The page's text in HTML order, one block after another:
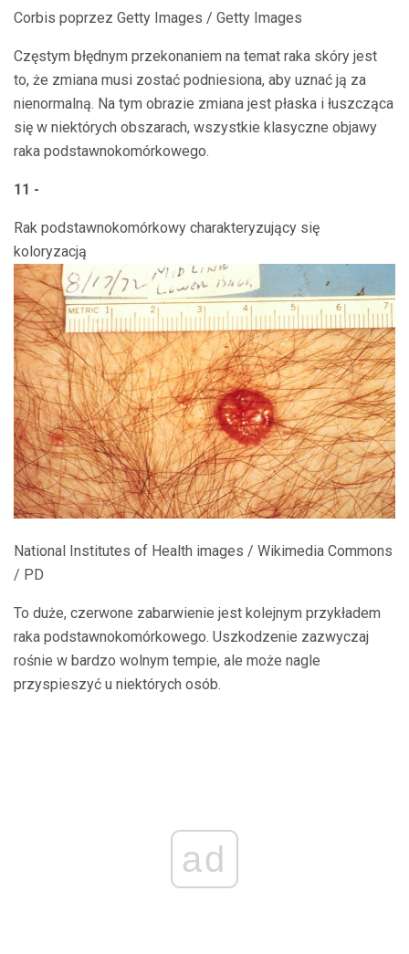
Corbis poprzez Getty Images / Getty Images
Częstym błędnym przekonaniem na temat raka skóry jest
to, że zmiana musi zostać podniesiona, aby uznać ją za
nienormalną. Na tym obrazie zmiana jest płaska i łuszcząca
się w niektórych obszarach, wszystkie klasyczne objawy
raka podstawnokomórkowego.
11 -
Rak podstawnokomórkowy charakteryzujący się
koloryzacją
National Institutes of Health images / Wikimedia Commons
/ PD
To duże, czerwone zabarwienie jest kolejnym przykładem
raka podstawnokomórkowego. Uszkodzenie zazwyczaj
rośnie w bardzo wolnym tempie, ale może nagle
przyspieszyć u niektórych osób.
ad